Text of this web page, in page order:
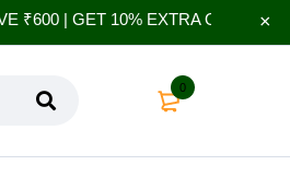
10% EXTRA OFF ON YOUR
0